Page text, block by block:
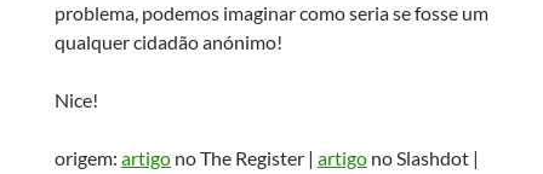
problema, podemos imaginar como seria se fosse um
qualquer cidadão anónimo!
Nice!
origem: artigono The Register | artigono Slashdot |